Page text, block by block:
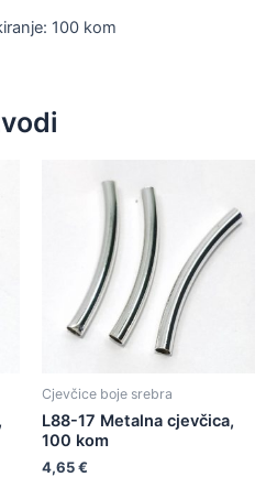
100 kom
Cjevčice boje srebra
L88-17 Metalna cjevčica,
100 kom
4,65€